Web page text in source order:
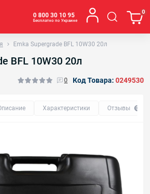
0 800 30 10 95
Бесплатно по Украине
0
Emka Supergrade BFL 10W30 20л
BFL 10W30 20л
0 Код Товара: 0249530
Характеристики Отзывы 0